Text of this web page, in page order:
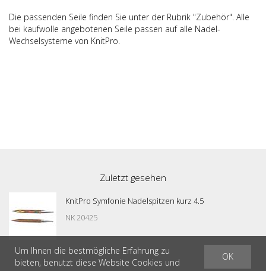
Die passenden Seile finden Sie unter der Rubrik "Zubehör". Alle
bei kaufwolle angebotenen Seile passen auf alle Nadel-
Wechselsysteme von KnitPro.
Zuletzt gesehen
KnitPro Symfonie Nadelspitzen kurz 4.5
NK 20425
OK
Um Ihnen die bestmögliche Erfahrung zu
bieten, benutzt diese Website Cookies und